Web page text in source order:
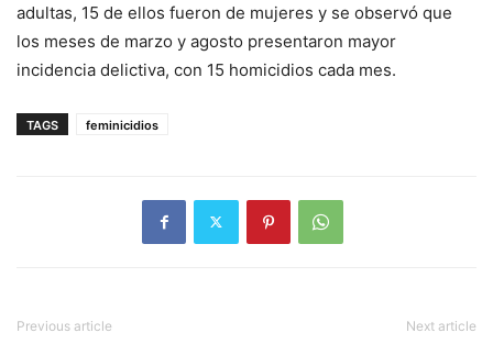
adultas, 15 de ellos fueron de mujeres y se observó que
los meses de marzo y agosto presentaron mayor
incidencia delictiva, con 15 homicidios cada mes.
TAGS feminicidios
Previous article Next article